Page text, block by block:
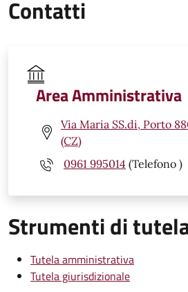
Contatti
Area Amministrativa
Via Maria SS.di, Porto
(CZ)
0961 995014 (Telefono )
Strumenti di
Tutela amministrativa
Tutela giurisdizionale